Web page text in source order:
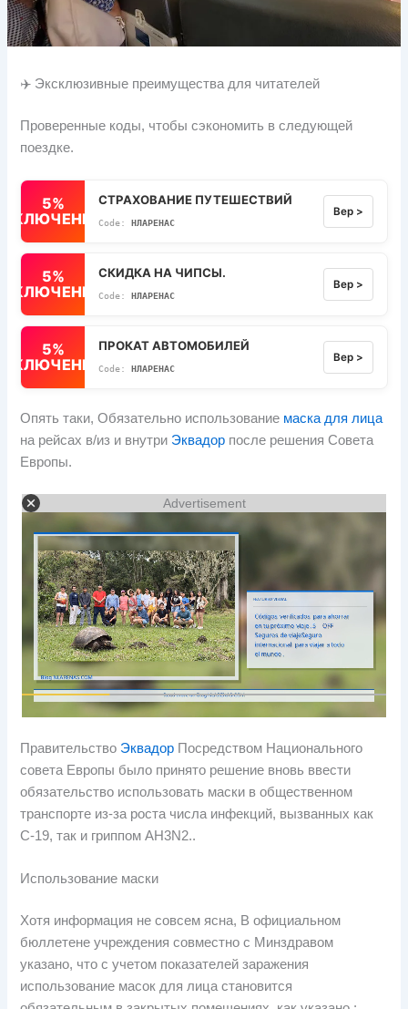
✈️ Эксклюзивные преимущества для читателей
Проверенные коды, чтобы сэкономить в следующей
поездке.
5%
СТРАХОВАНИЕ ПУТЕШЕСТВИЙ
НЛАРЕНАС
Вер >
5%
СКИДКА НА ЧИПСЫ.
НЛАРЕНАС
Вер >
5%
ПРОКАТ АВТОМОБИЛЕЙ
НЛАРЕНАС
Вер >
Опять таки, Обязательно использование маска для лица
на рейсах в/из и внутри Эквадор после решения Совета
Европы.
Advertisement
Правительство Эквадор Посредством Национального
совета Европы было принято решение вновь ввести
обязательство использовать маски в общественном
транспорте из-за роста числа инфекций, вызванных как
C-19, так и гриппом AH3N2..
Использование маски
Хотя информация не совсем ясна, В официальном
бюллетене учреждения совместно с Минздравом
указано, что с учетом показателей заражения
использование масок для лица становится